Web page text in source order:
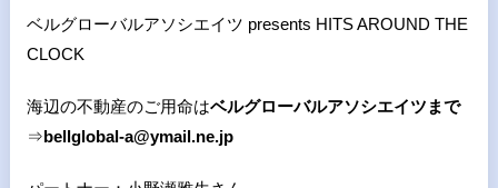
ベルグローバルアソシエイツ presents HITS AROUND THE
CLOCK
海辺の不動産のご用命はベルグローバルアソシエイツまで
⇒bellglobal-a@ymail.ne.jp